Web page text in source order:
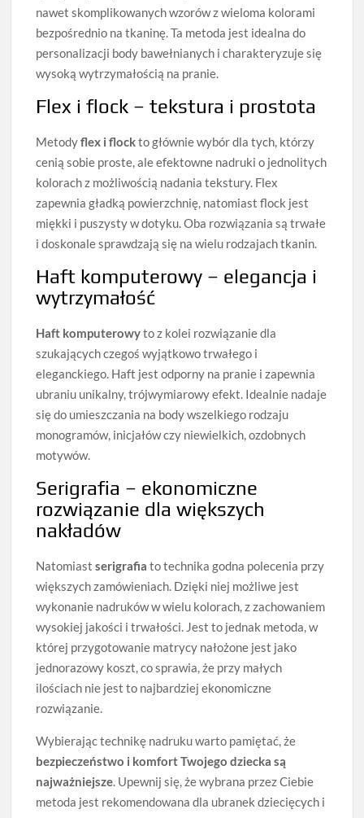
nawet skomplikowanych wzorów z wieloma kolorami
bezpośrednio na tkaninę. Ta metoda jest idealna do
personalizacji body bawełnianych i charakteryzuje się
wysoką wytrzymałością na pranie.
Flex i flock – tekstura i prostota
Metodyflex i flockto głównie wybór dla tych, którzy
cenią sobie proste, ale efektowne nadruki o jednolitych
kolorach z możliwością nadania tekstury. Flex
zapewnia gładką powierzchnię, natomiast flock jest
miękki i puszysty w dotyku. Oba rozwiązania są trwałe
i doskonale sprawdzają się na wielu rodzajach tkanin.
Haft komputerowy – elegancja i
wytrzymałość
Haft komputerowyto z kolei rozwiązanie dla
szukających czegoś wyjątkowo trwałego i
eleganckiego. Haft jest odporny na pranie i zapewnia
ubraniu unikalny, trójwymiarowy efekt. Idealnie nadaje
się do umieszczania na body wszelkiego rodzaju
monogramów, inicjałów czy niewielkich, ozdobnych
motywów.
Serigrafia – ekonomiczne
rozwiązanie dla większych
nakładów
Natomiastserigrafia to technika godna polecenia przy
większych zamówieniach. Dzięki niej możliwe jest
wykonanie nadruków w wielu kolorach, z zachowaniem
wysokiej jakości i trwałości. Jest to jednak metoda, w
której przygotowanie matrycy nałożone jest jako
jednorazowy koszt, co sprawia, że przy małych
ilościach nie jest to najbardziej ekonomiczne
rozwiązanie.
Wybierając technikę nadruku warto pamiętać, że
bezpieczeństwo i komfort Twojego dziecka są
najważniejsze . Upewnij się, że wybrana przez Ciebie
metoda jest rekomendowana dla ubranek dziecięcych i